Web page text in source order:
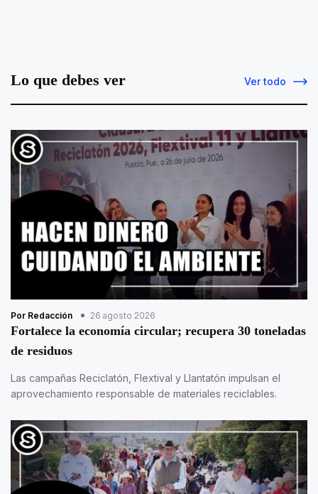
Lo que debes ver Ver todo
Por Redacción 26 agosto 2026
Fortalece la economía circular; recupera 30 toneladas
de residuos
Las campañas Reciclatón, Flextival y Llantatón impulsan el
aprovechamiento responsable de materiales reciclables.